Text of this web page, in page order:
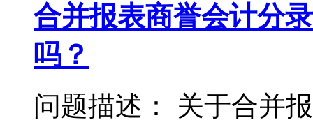
合并报表商誉会计分
吗？
问题描述： 关于合并